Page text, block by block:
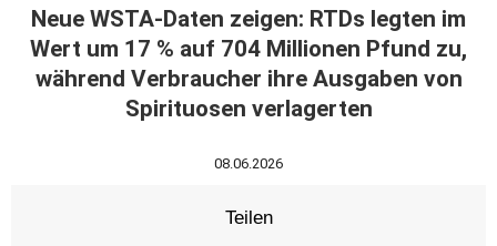
Neue WSTA-Daten zeigen: RTDs legten im
Wert um 17 % auf 704 Millionen Pfund zu,
während Verbraucher ihre Ausgaben von
Spirituosen verlagerten
08.06.2026
Teilen